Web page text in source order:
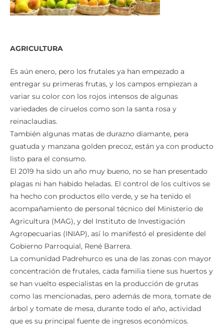
AGRICULTURA
Es aún enero, pero los frutales ya han empezado a
entregar su primeras frutas, y los campos empiezan a
variar su color con los rojos intensos de algunas
variedades de ciruelos como son la santa rosa y
reinaclaudias.
También algunas matas de durazno diamante, pera
guatuda y manzana golden precoz, están ya con producto
listo para el consumo.
El 2019 ha sido un año muy bueno, no se han presentado
plagas ni han habido heladas. El control de los cultivos se
ha hecho con productos ello verde, y se ha tenido el
acompañamiento de personal técnico del Ministerio de
Agricultura (MAG), y del Instituto de Investigación
Agropecuarias (INIAP), así lo manifestó el presidente del
Gobierno Parroquial, René Barrera.
La comunidad Padrehurco es una de las zonas con mayor
concentración de frutales, cada familia tiene sus huertos y
se han vuelto especialistas en la producción de grutas
como las mencionadas, pero además de mora, tomate de
árbol y tomate de mesa, durante todo el año, actividad
que es su principal fuente de ingresos económicos.